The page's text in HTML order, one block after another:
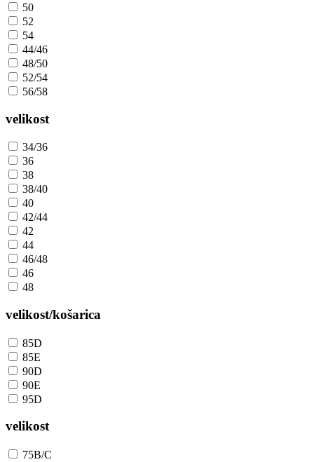
50
52
54
44/46
48/50
52/54
56/58
velikost
34/36
36
38
38/40
40
42/44
42
44
46/48
46
48
velikost/košarica
85D
85E
90D
90E
95D
velikost
75B/C